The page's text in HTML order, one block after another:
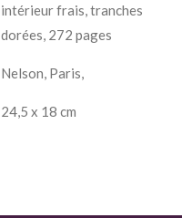
intérieur frais, tranches
dorées, 272 pages
Nelson, Paris,
24,5 x 18 cm